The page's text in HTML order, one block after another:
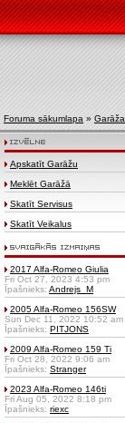
Foruma sākumlapa » Garāža
Apskatīt Garāžu
Meklēt Garāžā
Skatīt Servisus
Skatīt Veikalus
2017 Alfa-Romeo Giulia
Fri Oct 27, 2023 4:53 pm
Īpašnieks: Andrejs_M
2005 Alfa-Romeo 156SW
Sun Dec 11, 2022 10:52 am
Īpašnieks: PITJONS
2009 Alfa-Romeo 159 Ti
Fri Oct 28, 2022 9:06 am
Īpašnieks: Stranger
2023 Alfa-Romeo 146ti
Fri Aug 05, 2022 8:18 pm
Īpašnieks: riexc